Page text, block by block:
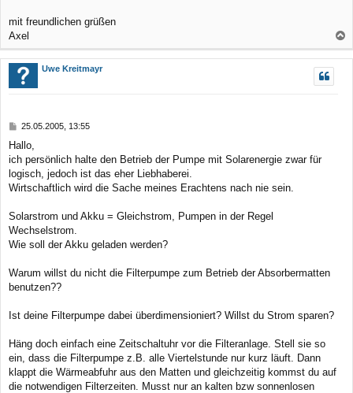
mit freundlichen grüßen
Axel
a
Uwe Kreitmayr
B
i
t
r
a
25.05.2005, 13:55
Hallo,
ich persönlich halte den Betrieb der Pumpe mit Solarenergie zwar für
logisch, jedoch ist das eher Liebhaberei.
Wirtschaftlich wird die Sache meines Erachtens nach nie sein.
Solarstrom und Akku = Gleichstrom, Pumpen in der Regel
Wechselstrom.
Wie soll der Akku geladen werden?
Warum willst du nicht die Filterpumpe zum Betrieb der Absorbermatten
benutzen??
Ist deine Filterpumpe dabei überdimensioniert? Willst du Strom sparen?
Häng doch einfach eine Zeitschaltuhr vor die Filteranlage. Stell sie so
ein, dass die Filterpumpe z.B. alle Viertelstunde nur kurz läuft. Dann
klappt die Wärmeabfuhr aus den Matten und gleichzeitig kommst du auf
die notwendigen Filterzeiten. Musst nur an kalten bzw sonnenlosen